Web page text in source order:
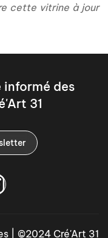
cette vitrine à jour
informé des
31
| ©2024 Cré'Art 31